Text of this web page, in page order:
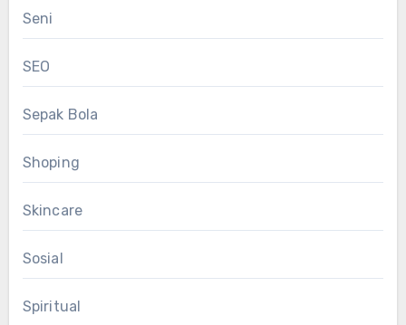
Seni
SEO
Sepak Bola
Shoping
Skincare
Sosial
Spiritual